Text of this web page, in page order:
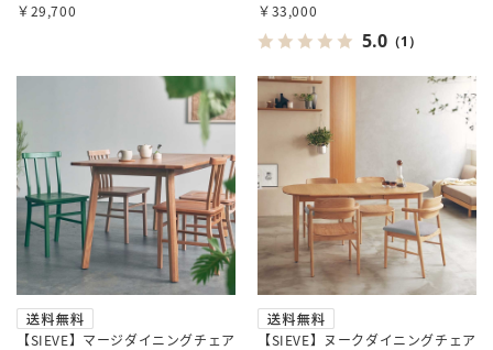
￥29,700
￥33,000
5.0 （1）
【SIEVE】マージダイニングチェア
【SIEVE】ヌークダイニングチェア